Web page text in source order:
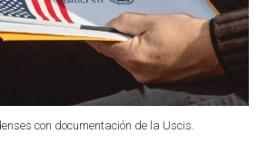
con documentación de la Uscis.